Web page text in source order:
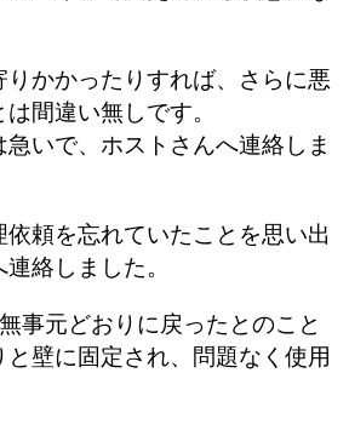
りかかったりすれば、さらに悪
間違い無しです。
いで、ホストさんへ連絡しま
頼を忘れていたことを思い出
絡しました。
事元どおりに戻ったとのこと
壁に固定され、問題なく使用